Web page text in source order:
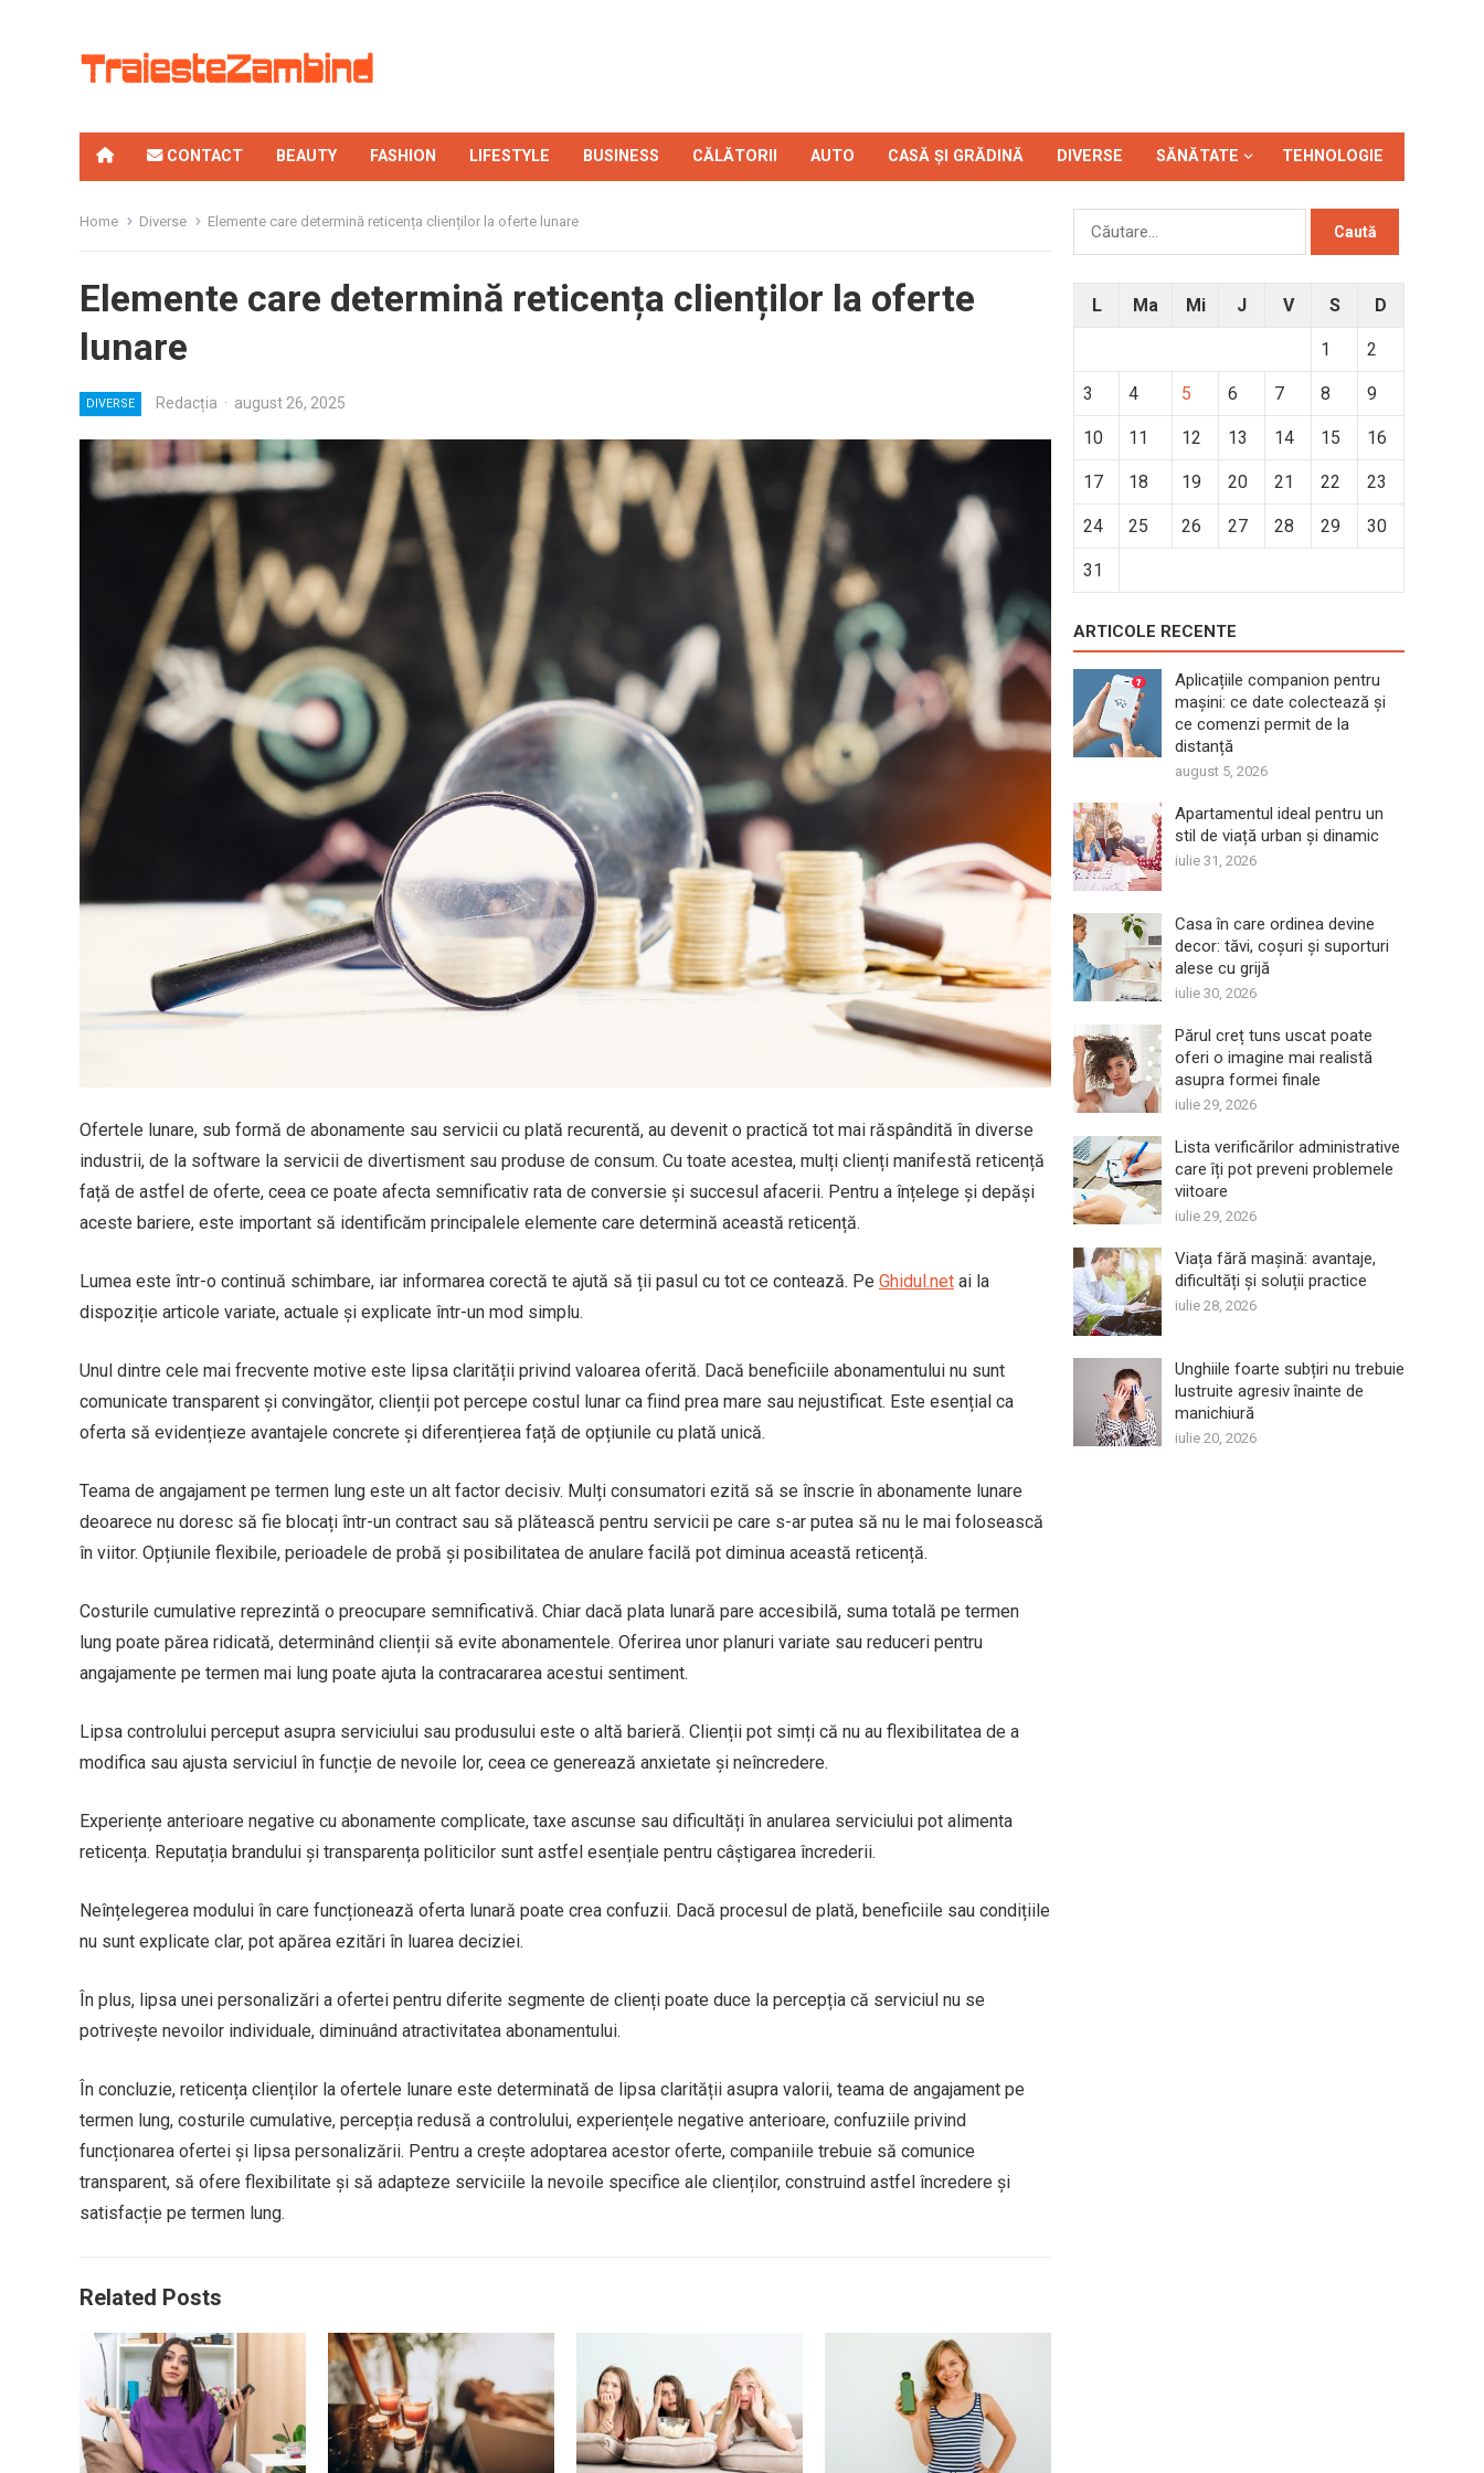
CONTACT BEAUTY FASHION LIFESTYLE BUSINESS CĂLĂTORII AUTO CASĂ ȘI GRĂDINĂ DIVERSE SĂNĂTATE TEHNOLOGIE
Home Diverse Elemente care determină reticența clienților la oferte lunare
Elemente care determină reticența clienților la oferte
lunare
DIVERSE Redacția · august 26, 2025
Ofertele lunare, sub formă de abonamente sau servicii cu plată recurentă, au devenit o practică tot mai răspândită în diverse
industrii, de la software la servicii de divertisment sau produse de consum. Cu toate acestea, mulți clienți manifestă reticență
față de astfel de oferte, ceea ce poate afecta semnificativ rata de conversie și succesul afacerii. Pentru a înțelege și depăși
aceste bariere, este important să identificăm principalele elemente care determină această reticență.
Lumea este într-o continuă schimbare, iar informarea corectă te ajută să ții pasul cu tot ce contează. Pe Ghidul.net ai la
dispoziție articole variate, actuale și explicate într-un mod simplu.
Unul dintre cele mai frecvente motive este lipsa clarității privind valoarea oferită. Dacă beneficiile abonamentului nu sunt
comunicate transparent și convingător, clienții pot percepe costul lunar ca fiind prea mare sau nejustificat. Este esențial ca
oferta să evidențieze avantajele concrete și diferențierea față de opțiunile cu plată unică.
Teama de angajament pe termen lung este un alt factor decisiv. Mulți consumatori ezită să se înscrie în abonamente lunare
deoarece nu doresc să fie blocați într-un contract sau să plătească pentru servicii pe care s-ar putea să nu le mai folosească
în viitor. Opțiunile flexibile, perioadele de probă și posibilitatea de anulare facilă pot diminua această reticență.
Costurile cumulative reprezintă o preocupare semnificativă. Chiar dacă plata lunară pare accesibilă, suma totală pe termen
lung poate părea ridicată, determinând clienții să evite abonamentele. Oferirea unor planuri variate sau reduceri pentru
angajamente pe termen mai lung poate ajuta la contracararea acestui sentiment.
Lipsa controlului perceput asupra serviciului sau produsului este o altă barieră. Clienții pot simți că nu au flexibilitatea de a
modifica sau ajusta serviciul în funcție de nevoile lor, ceea ce generează anxietate și neîncredere.
Experiențe anterioare negative cu abonamente complicate, taxe ascunse sau dificultăți în anularea serviciului pot alimenta
reticența. Reputația brandului și transparența politicilor sunt astfel esențiale pentru câștigarea încrederii.
Neînțelegerea modului în care funcționează oferta lunară poate crea confuzii. Dacă procesul de plată, beneficiile sau condițiile
nu sunt explicate clar, pot apărea ezitări în luarea deciziei.
În plus, lipsa unei personalizări a ofertei pentru diferite segmente de clienți poate duce la percepția că serviciul nu se
potrivește nevoilor individuale, diminuând atractivitatea abonamentului.
În concluzie, reticența clienților la ofertele lunare este determinată de lipsa clarității asupra valorii, teama de angajament pe
termen lung, costurile cumulative, percepția redusă a controlului, experiențele negative anterioare, confuziile privind
funcționarea ofertei și lipsa personalizării. Pentru a crește adoptarea acestor oferte, companiile trebuie să comunice
transparent, să ofere flexibilitate și să adapteze serviciile la nevoile specifice ale clienților, construind astfel încredere și
satisfacție pe termen lung.
Related Posts
Caută
L Ma Mi J V S D
1 2
3 4 5 6 7 8 9
10 11 12 13 14 15 16
17 18 19 20 21 22 23
24 25 26 27 28 29 30
31
ARTICOLE RECENTE
Aplicațiile companion pentru
mașini: ce date colectează și
ce comenzi permit de la
distanță
august 5, 2026
Apartamentul ideal pentru un
stil de viață urban și dinamic
iulie 31, 2026
Casa în care ordinea devine
decor: tăvi, coșuri și suporturi
alese cu grijă
iulie 30, 2026
Părul creț tuns uscat poate
oferi o imagine mai realistă
asupra formei finale
iulie 29, 2026
Lista verificărilor administrative
care îți pot preveni problemele
viitoare
iulie 29, 2026
Viața fără mașină: avantaje,
dificultăți și soluții practice
iulie 28, 2026
Unghiile foarte subțiri nu trebuie
lustruite agresiv înainte de
manichiură
iulie 20, 2026